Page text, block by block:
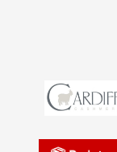
Žiadosť dotknutej
Pletený slovník
Pletený slovník česky-